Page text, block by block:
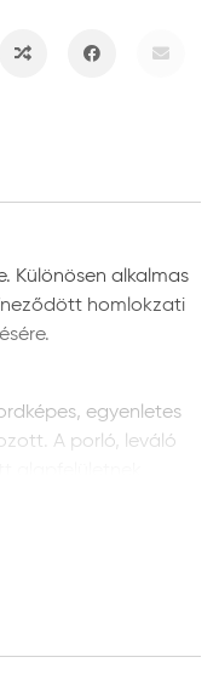
Különösen alkalmas
homlokzati
egyenletes
A porló, leváló
legyen min. vH
a